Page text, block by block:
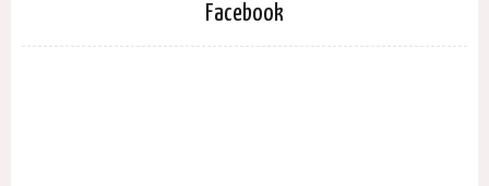
Facebook